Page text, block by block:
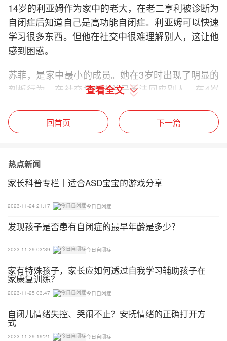
14岁的利亚姆作为家中的老大，在老二亨利被诊断为
自闭症后知道自己是高功能自闭症。利亚姆可以快速
学习很多东西。但他在社交中很难理解别人，这让他
感到困惑。
苏菲，是家中最小的成员。她在3岁时出现了明显的
刻板行为，在社交场合中总是无法回应别人。在4岁
3个孩子的妈妈瑞秋，是一名社会工作者，也是这个
孩子们的爸爸亚当是一名电气工程师，每年有一小半
的时间都在外地出差。
虽然父亲没有得到明确的诊断，但他认为自己小时候
他意识到了早期诊断的重要性。
高功能自闭症的生活
纪录片中，老大利亚姆的动手能力极强。每当家里电
器出现问题，都是由爸爸辅助他来修理。这种不需要
和人打交道的活动让他十分放松。
利亚姆很难识别社交行为。与他人交流时，他总会被
查看全文
回首页 下一篇
热点新闻
家长科普专栏｜适合ASD宝宝的游戏分享
2023-11-24 21:17 今日自闭症
发现孩子是否患有自闭症的最早年龄是多少？
2023-11-29 03:39 今日自闭症
家有特殊孩子，家长应如何透过自我学习辅助孩子在
家康复训练？
2023-11-25 03:47 今日自闭症
自闭儿情绪失控、哭闹不止？安抚情绪的正确打开方
式
2023-11-29 19:21 今日自闭症